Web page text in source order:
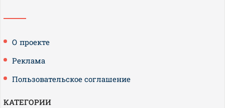
О проекте
Реклама
Пользовательское соглашение
КАТЕГОРИИ